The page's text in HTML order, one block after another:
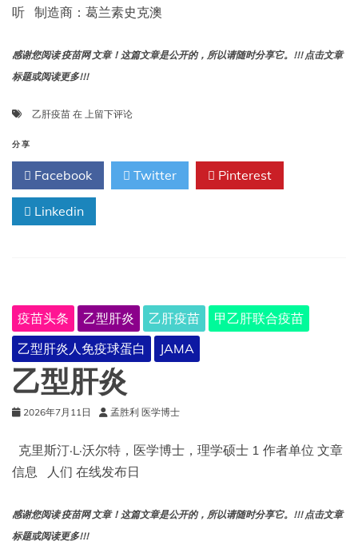
听 制造商：葛兰素史克澳
感谢您阅读 疫苗网 文章！这篇文章是公开的，所以请随时分享它。!!! 点击文章
标题或阅读更多!!!
乙肝疫苗 在 Engerix-
疫
苗）
上留下评论
分享
Facebook Twitter Pinterest
Linkedin
疫苗头条 乙型肝炎 乙肝疫苗
甲乙肝联合疫苗
乙型肝炎人免疫球蛋白
JAMA
乙型肝炎
2026年7月11日 孟胜利 医学博士
克里斯汀·L·沃尔特，医学博士，理学硕士 1 作者单位 文章
信息 人们 在线发布日
感谢您阅读 疫苗网 文章！这篇文章是公开的，所以请随时分享它。!!! 点击文章
标题或阅读更多!!!